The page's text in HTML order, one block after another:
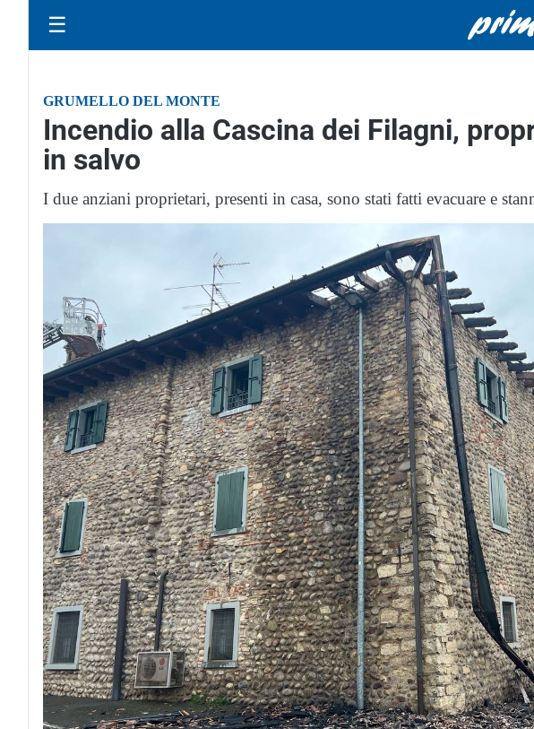
☰
GRUMELLO DEL MONTE
Incendio alla Cascina dei Filagni,
in salvo
I due anziani proprietari, presenti in casa, sono stati fatti evacuare e